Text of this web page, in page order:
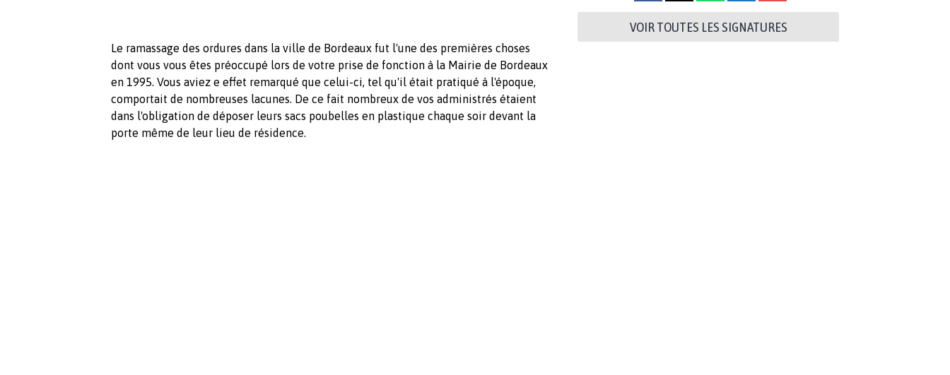
Le ramassage des ordures dans la ville de Bordeaux fut l'une des premières choses
dont vous vous êtes préoccupé lors de votre prise de fonction à la Mairie de Bordeaux
en 1995. Vous aviez e effet remarqué que celui-ci, tel qu'il était pratiqué à l'époque,
comportait de nombreuses lacunes. De ce fait nombreux de vos administrés étaient
dans l'obligation de déposer leurs sacs poubelles en plastique chaque soir devant la
porte même de leur lieu de résidence.
VOIR TOUTES LES SIGNATURES